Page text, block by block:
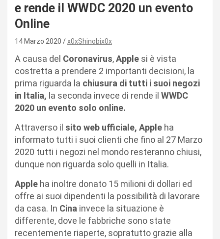
e rende il WWDC 2020 un evento
Online
14 Marzo 2020 x0xShinobix0x
A causa del Coronavirus,Apple si è vista
costretta a prendere 2 importanti decisioni, la
prima riguarda la chiusura di tutti i suoi negozi
in Italia, la seconda invece di rende il WWDC
2020 un evento solo online.
Attraverso il sito web ufficiale, Apple ha
informato tutti i suoi clienti che fino al 27 Marzo
2020 tutti i negozi nel mondo resteranno chiusi,
dunque non riguarda solo quelli in Italia.
Apple ha inoltre donato 15 milioni di dollari ed
offre ai suoi dipendenti la possibilità di lavorare
da casa. In Cina invece la situazione è
differente, dove le fabbriche sono state
recentemente riaperte, sopratutto grazie alla